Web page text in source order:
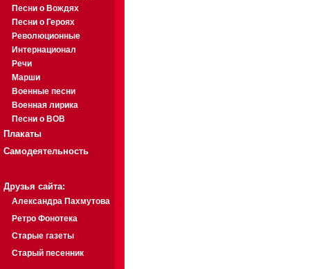
Песни о Вождях
Песни о Героях
Революционные
Интернационал
Речи
Марши
Военные песни
Военная лирика
Песни о ВОВ
Плакаты
Самодеятельность
Друзья сайта:
Александра Пахмутова
Ретро Фонотека
Старые газеты
Старый песенник